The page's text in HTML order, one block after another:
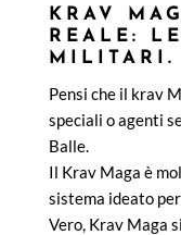
KRAV
REALE:
MILITARI.
Pensi che il krav
speciali o agenti
Balle.
Il Krav Maga è
sistema ideato
Vero, Krav Maga